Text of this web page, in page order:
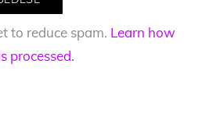
to reduce spam. Learn how
processed.